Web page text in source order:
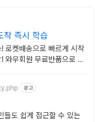
착 즉시 학습
로켓배송으로 빠르게 시작
와우회원 무료반품으로 부
광고
들도 쉽게 접근할 수 있는